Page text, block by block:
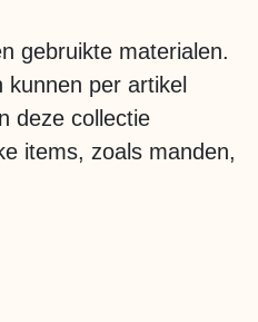
gebruikte materialen.
per artikel
deze collectie
items, zoals manden,